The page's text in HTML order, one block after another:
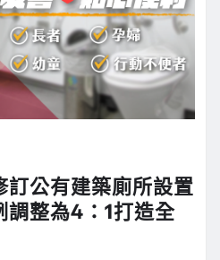
訂公有建築廁所設置
整為4：1打造全